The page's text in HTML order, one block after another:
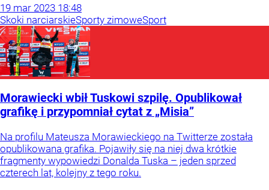
19 mar 2023 18:48
Skoki narciarskieSporty zimoweSport
Morawiecki wbił Tuskowi szpilę. Opublikował
grafikę i przypomniał cytat z „Misia”
Na profilu Mateusza Morawieckiego na Twitterze została
opublikowana grafika. Pojawiły się na niej dwa krótkie
fragmenty wypowiedzi Donalda Tuska – jeden sprzed
czterech lat, kolejny z tego roku.